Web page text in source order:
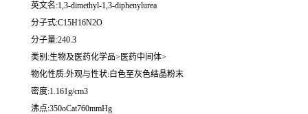
英文名:1,3-dimethyl-1,3-diphenylurea
分子式:C15H16N2O
分子量:240.3
类别:生物及医药化学品>医药中间体>
物化性质:外观与性状:白色至灰色结晶粉末
密度:1.161g/cm3
沸点:350oCat760mmHg